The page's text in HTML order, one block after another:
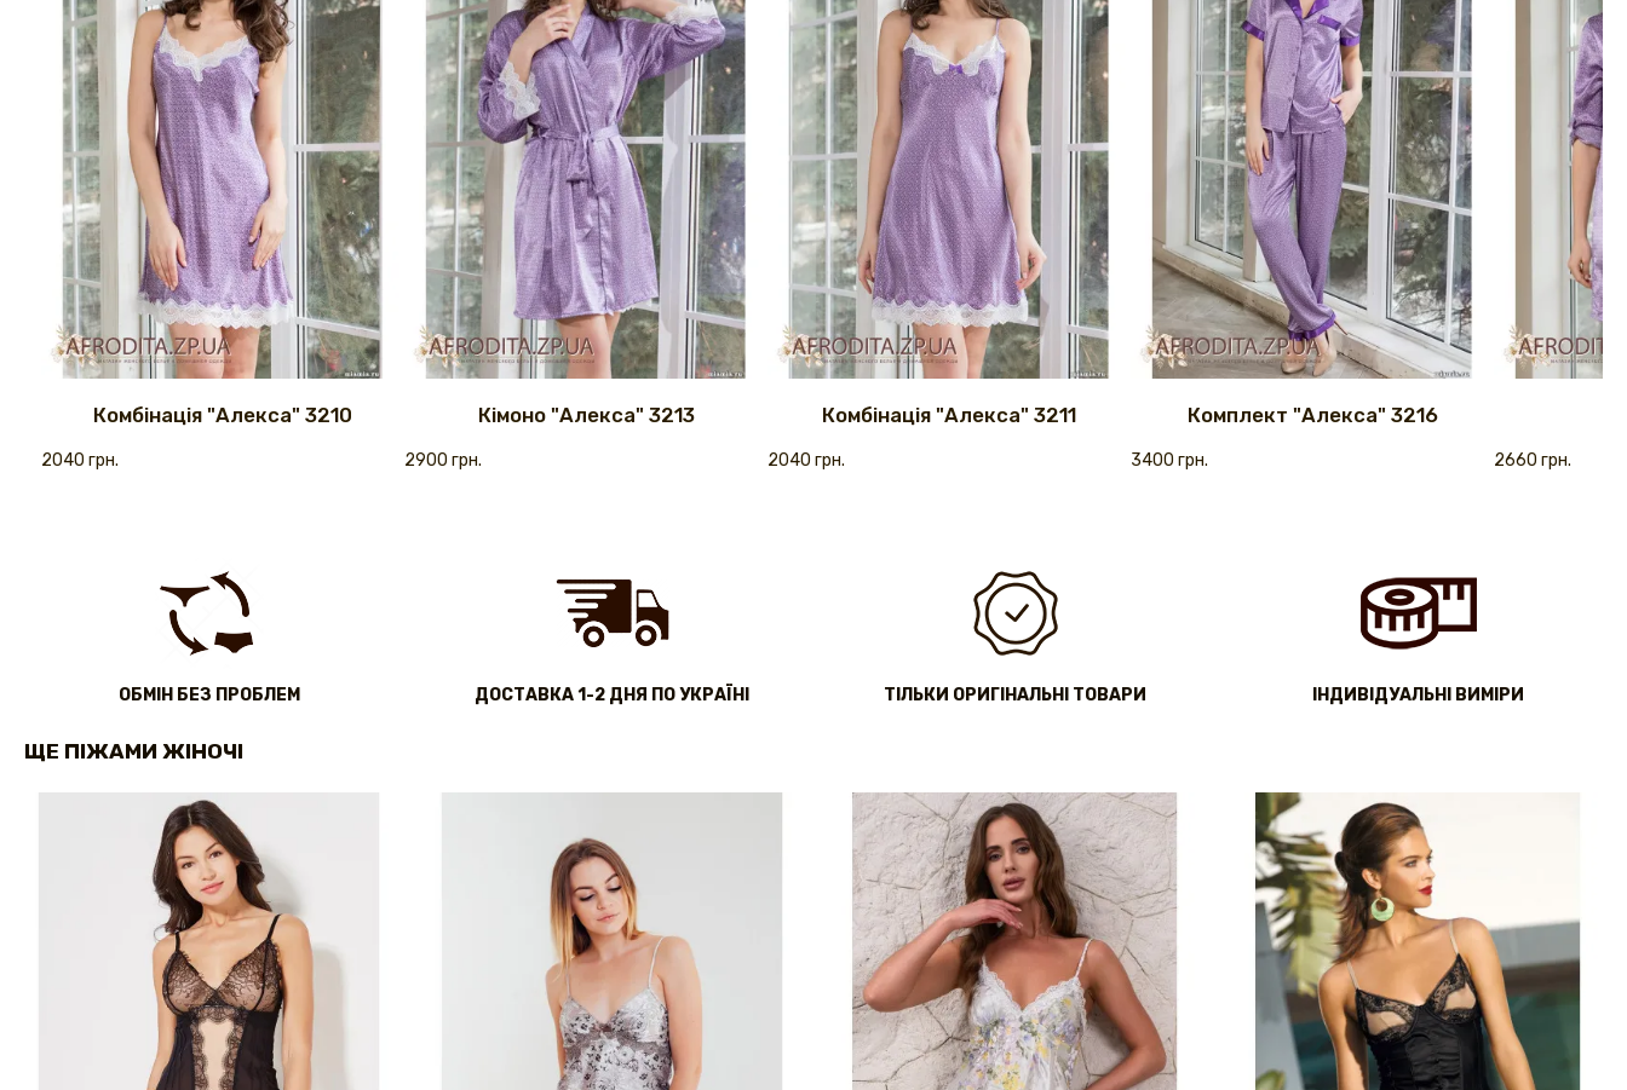
Комбінація "Алекса" 3210
2040 грн.
Кімоно "Алекса" 3213
2900 грн.
Комбінація "Алекса" 3211
2040 грн.
Комплект "Алекса" 3216
3400 грн. 2660 грн.
ОБМІН БЕЗ ПРОБЛЕМ ДОСТАВКА 1-2 ДНЯ ПО УКРАЇНІ ТІЛЬКИ ОРИГІНАЛЬНІ ТОВАРИ IНДИВІДУАЛЬНІ ВИМІРИ
ЩЕ ПІЖАМИ ЖІНОЧІ